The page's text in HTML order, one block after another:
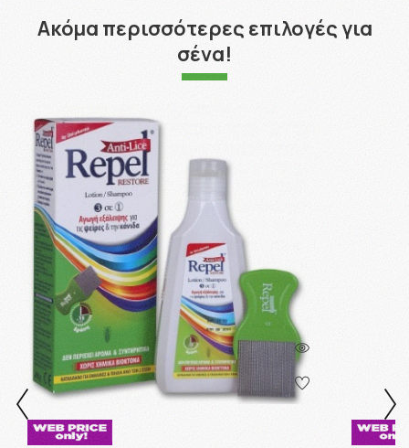
Ακόμα περισσότερες επιλογές για
σένα!